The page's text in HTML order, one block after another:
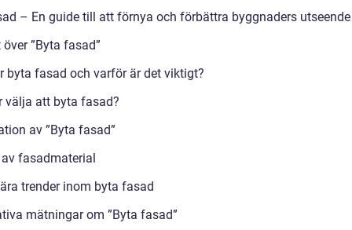
– En guide till att förnya och förbättra byggnaders utseende
”Byta fasad”
byta fasad och varför är det viktigt?
välja att byta fasad?
av ”Byta fasad”
fasadmaterial
trender inom byta fasad
mätningar om ”Byta fasad”